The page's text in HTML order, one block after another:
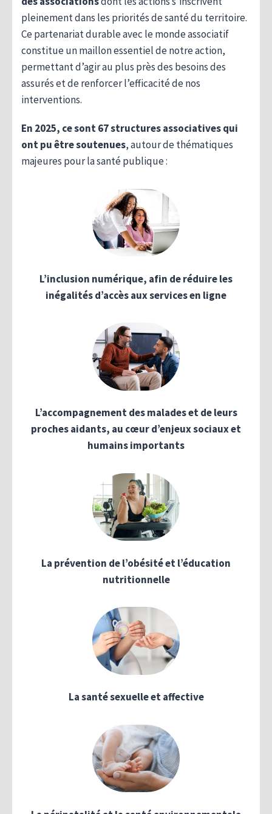
pleinement dans les priorités de santé du territoire.
Ce partenariat durable avec le monde associatif
constitue un maillon essentiel de notre action,
permettant d’agir au plus près des besoins des
assurés et de renforcer l’efficacité de nos
interventions.
En 2025, ce sont 67 structures associatives qui
ont pu être soutenues, autour de thématiques
majeures pour la santé publique :
L’inclusion numérique, afin de réduire les
inégalités d’accès aux services en ligne
L’accompagnement des malades et de leurs
proches aidants, au cœur d’enjeux sociaux et
humains importants
La prévention de l’obésité et l’éducation
nutritionnelle
La santé sexuelle et affective